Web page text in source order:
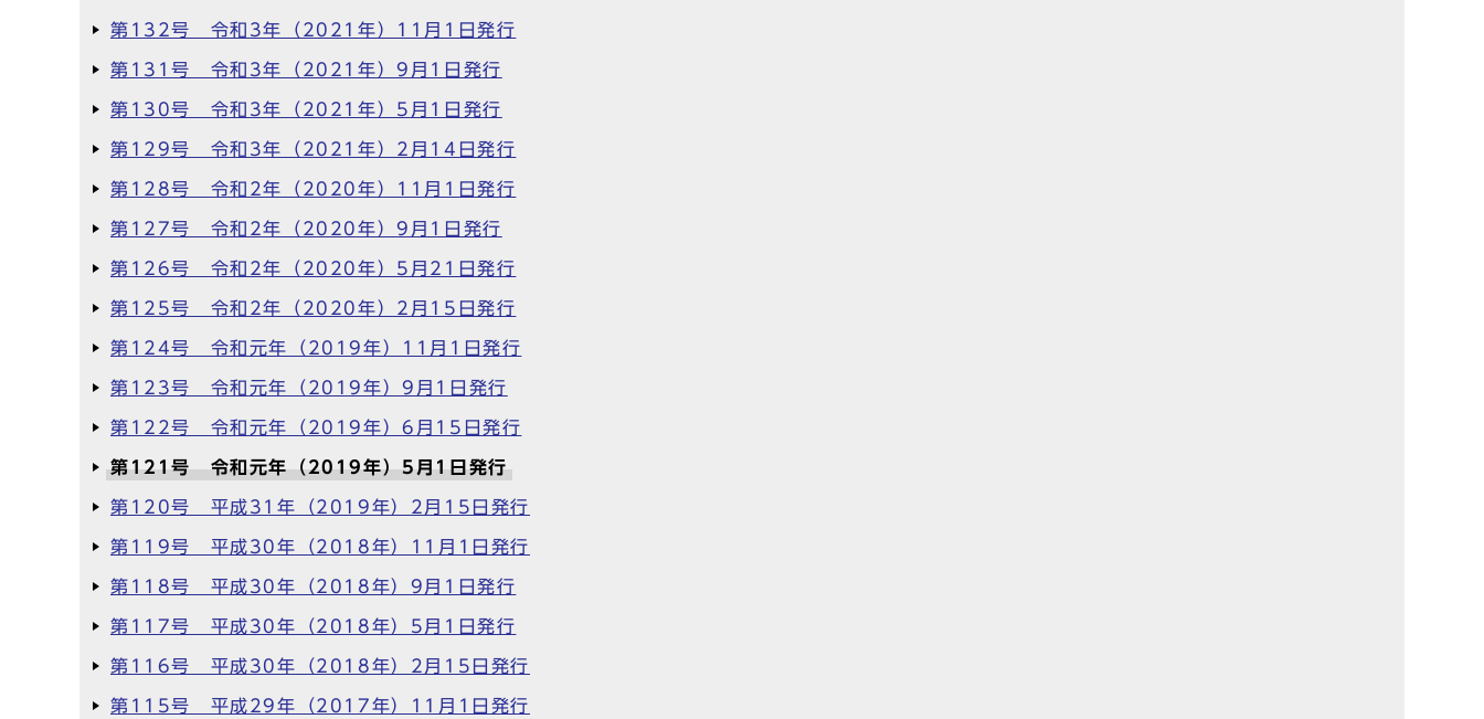
第132号 令和3年（2021年）11月1日発行
第131号 令和3年（2021年）9月1日発行
第130号 令和3年（2021年）5月1日発行
第129号 令和3年（2021年）2月14日発行
第128号 令和2年（2020年）11月1日発行
第127号 令和2年（2020年）9月1日発行
第126号 令和2年（2020年）5月21日発行
第125号 令和2年（2020年）2月15日発行
第124号 令和元年（2019年）11月1日発行
第123号 令和元年（2019年）9月1日発行
第122号 令和元年（2019年）6月15日発行
第121号 令和元年（2019年）5月1日発行
第120号 平成31年（2019年）2月15日発行
第119号 平成30年（2018年）11月1日発行
第118号 平成30年（2018年）9月1日発行
第117号 平成30年（2018年）5月1日発行
第116号 平成30年（2018年）2月15日発行
第115号 平成29年（2017年）11月1日発行